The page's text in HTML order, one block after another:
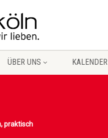
ÜBER UNS KALENDER
praktisch